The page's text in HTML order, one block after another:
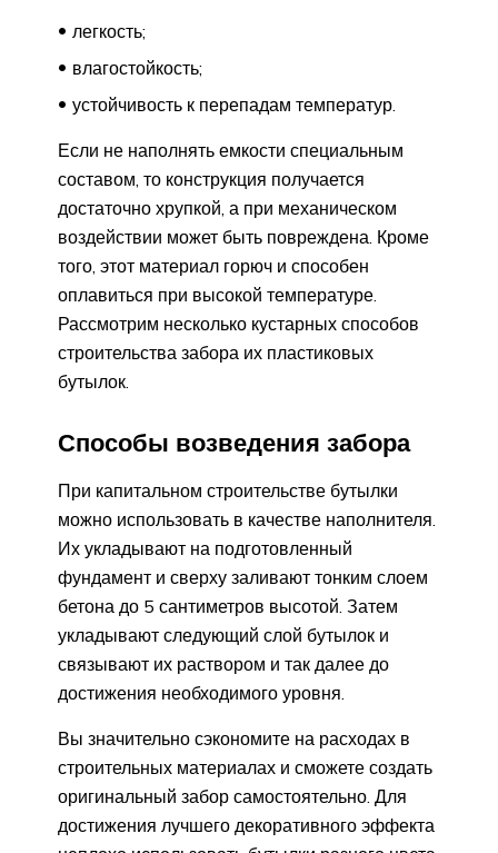
легкость;
влагостойкость;
устойчивость к перепадам температур.
Если не наполнять емкости специальным
составом, то конструкция получается
достаточно хрупкой, а при механическом
воздействии может быть повреждена. Кроме
того, этот материал горюч и способен
оплавиться при высокой температуре.
Рассмотрим несколько кустарных способов
строительства забора их пластиковых
бутылок.
Способы возведения забора
При капитальном строительстве бутылки
можно использовать в качестве наполнителя.
Их укладывают на подготовленный
фундамент и сверху заливают тонким слоем
бетона до 5 сантиметров высотой. Затем
укладывают следующий слой бутылок и
связывают их раствором и так далее до
достижения необходимого уровня.
Вы значительно сэкономите на расходах в
строительных материалах и сможете создать
оригинальный забор самостоятельно. Для
достижения лучшего декоративного эффекта